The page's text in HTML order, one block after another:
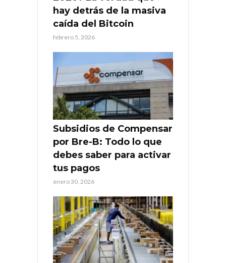
hay detrás de la masiva
caída del Bitcoin
febrero 5, 2026
Subsidios de Compensar
por Bre-B: Todo lo que
debes saber para activar
tus pagos
enero 30, 2026